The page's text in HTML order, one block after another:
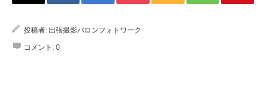
投稿者: 出張撮影バロンフォトワーク
コメント: 0